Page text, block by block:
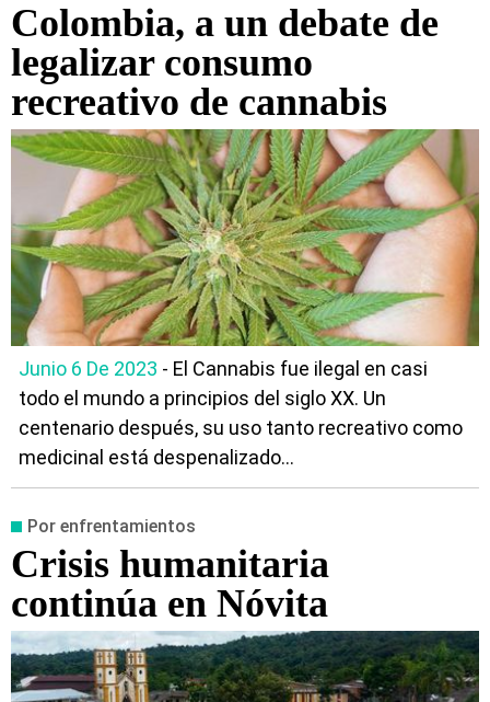
Colombia, a un debate de
legalizar consumo
recreativo de cannabis
Junio 6 De 2023 - El Cannabis fue ilegal en casi
todo el mundo a principios del siglo XX. Un
centenario después, su uso tanto recreativo como
medicinal está despenalizado...
Por enfrentamientos
Crisis humanitaria
continúa en Nóvita